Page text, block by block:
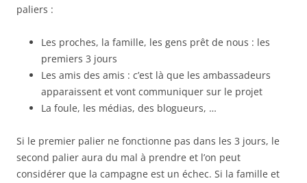
paliers :
Les proches, la famille, les gens prêt de nous : les
premiers 3 jours
Les amis des amis : c’est là que les ambassadeurs
apparaissent et vont communiquer sur le projet
La foule, les médias, des blogueurs, …
Si le premier palier ne fonctionne pas dans les 3 jours, le
second palier aura du mal à prendre et l’on peut
considérer que la campagne est un échec. Si la famille et